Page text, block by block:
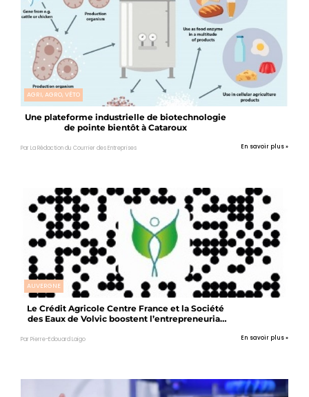
AGRI, AGRO, VÉTO
Une plateforme industrielle de biotechnologie
de pointe bientôt à Cataroux
Par La Rédaction du Courrier des Entreprises En savoir plus »
AUVERGNE
Le Crédit Agricole Centre France et la Société
des Eaux de Volvic boostent l’entrepreneuriat
Par Pierre-Edouard Laigo En savoir plus »